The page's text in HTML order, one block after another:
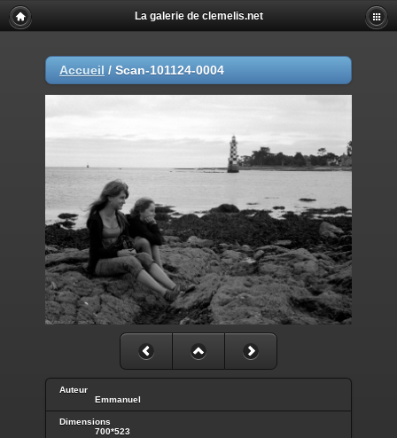
La galerie de clemelis.net
Accueil / Scan-101124-0004
Auteur
Emmanuel
Dimensions
700*523